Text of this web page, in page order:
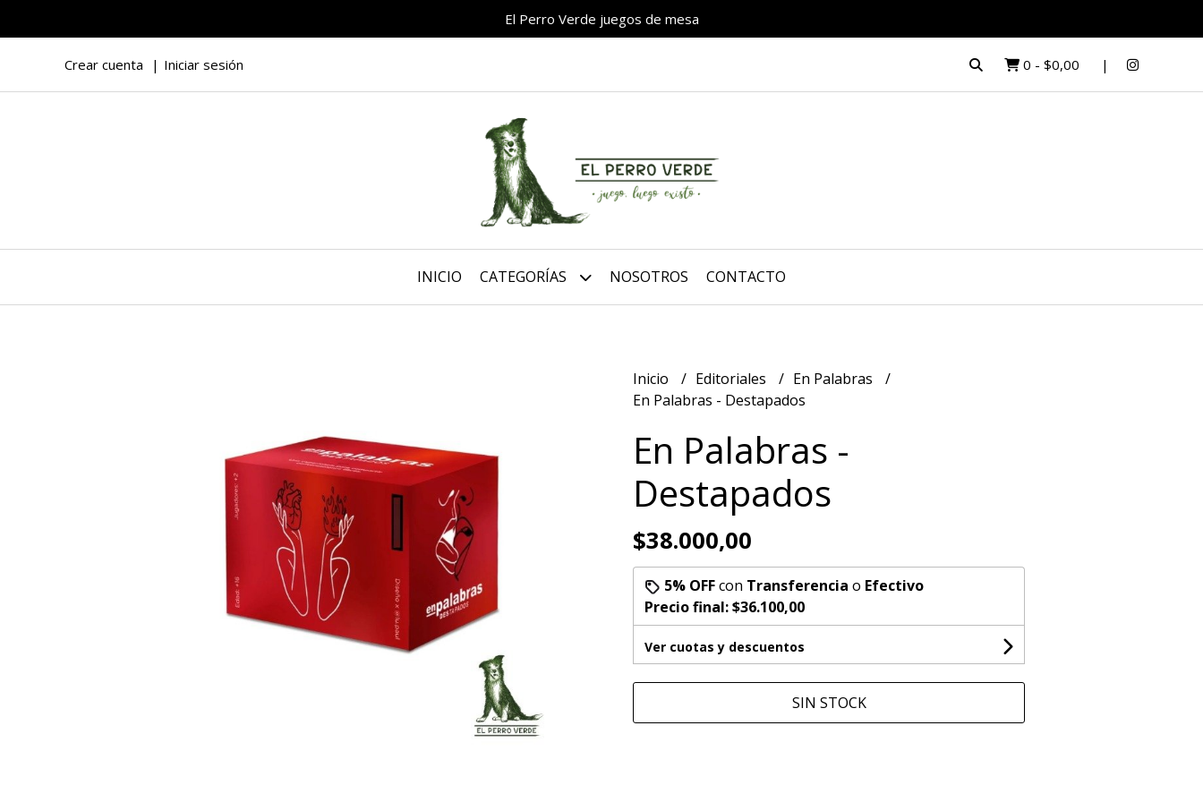
El Perro Verde juegos de mesa
Crear cuenta Iniciar sesión 0 - $0,00
INICIO CATEGORÍAS NOSOTROS CONTACTO
Inicio Editoriales
En Palabras
En Palabras - Destapados
En Palabras -
Destapados
$38.000,00
5% OFFcon Transferencia o Efectivo
Precio final:$36.100,00
Ver cuotas y descuentos
SIN STOCK